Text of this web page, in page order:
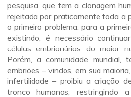
pesquisa, que tem a clonagem
rejeitada por praticamente toda a
o primeiro problema: para a
existindo, é necessário
células embrionárias do maior
Porém, a comunidade mundial,
embriões – vindos, em sua
infertilidade – proibiu a criação
tronco humanas, restringindo